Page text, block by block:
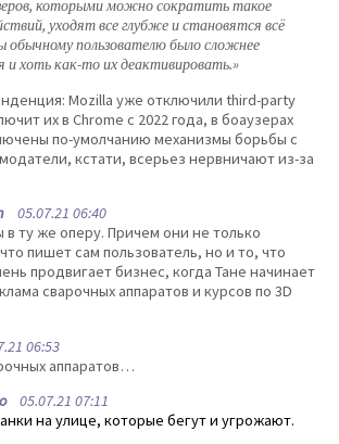
которыми можно сократить такое
уходят все глубже и становятся всё
обычному пользователю было сложнее
и хоть как-то их деактивировать.»
Mozilla уже отключили third-party
их в Chrome с 2022 года, в боаузерах
по-умолчанию механизмы борьбы с
кстати, всерьез нервничают из-за
05.07.21 06:40
ту же оперу. Причем они не только
пишет сам пользователь, но и то, что
продвигает бизнес, когда Тане начинает
сварочных аппаратов и курсов по 3D
06:53
аппаратов…
05.07.21 07:11
на улице, которые бегут и угрожают.